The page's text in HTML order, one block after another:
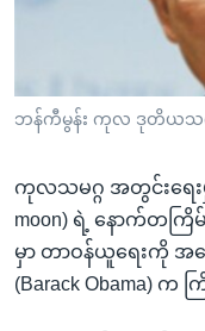
သို့
ကျော်
ရန်
ရှာဖွေ
ရန်
နေရာ
သုတပဒေသာ အင်္ဂလိပ်စ
Learning English
ဗွီအိုအေ လူမှုကွန်ယက်များ
ဘာသာစကားများ
ဘန်ကီမွန်း ကုလ ဒုတိယသ
ကုလသမဂ္ဂ အတွင်းရေးမှူ
moon) ရဲ့ နောက်တက
မှာ တာဝန်ယူရေးကို အ
(Barack Obama)